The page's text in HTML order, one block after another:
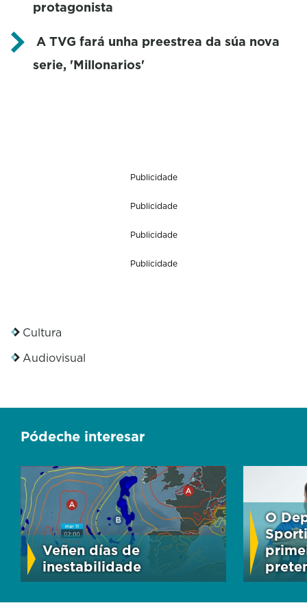
protagonista
A TVG fará unha preestrea da súa nova
serie, 'Millonarios'
Publicidade
Publicidade
Publicidade
Publicidade
Cultura
Audiovisual
Pódeche interesar
Veñen días de
inestabilidade
O